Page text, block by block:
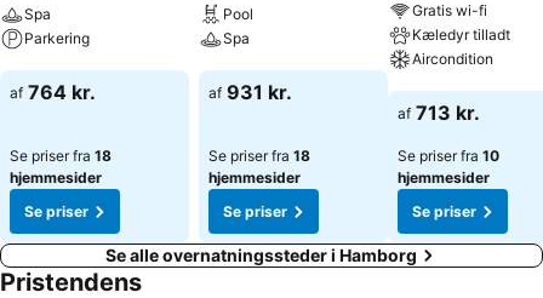
Spa
Parkering
Se priser
af 764 kr.
Se priser fra 18
hjemmesider
Se priser
Pool
Spa
Se priser
af 931 kr.
Se priser fra 18
hjemmesider
Se priser
Gratis wi-fi
Kæledyr tilladt
Aircondition
Se priser
af 713 kr.
Se priser fra 10
hjemmesider
Se priser
Se alle overnatningssteder i Hamborg
Pristendens